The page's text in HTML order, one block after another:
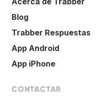
Blog
Trabber Respuestas
App Android
App iPhone
CONTACTAR